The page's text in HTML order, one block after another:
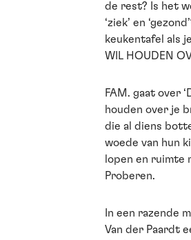
de rest? Is het
‘ziek’ en
keukentafel als
WIL HOUDEN
FAM. gaat over
houden over je
die al diens
woede van hun
lopen en ruimte
Proberen.
In een razende
Van der Paardt